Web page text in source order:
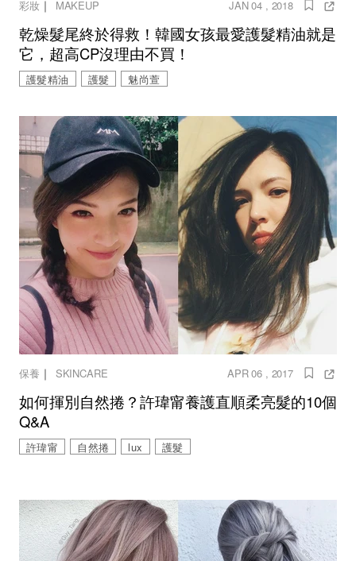
彩妝｜ MAKEUP JAN 04 , 2018
乾燥髮尾終於得救！韓國女孩最愛護髮精油就是
它，超高CP沒理由不買！
護髮精油 護髮 魅尚萱
保養 ｜ SKINCARE APR 06 , 2017
如何揮別自然捲？許瑋甯養護直順柔亮髮的10個
Q&A
許瑋甯 自然捲 lux 護髮